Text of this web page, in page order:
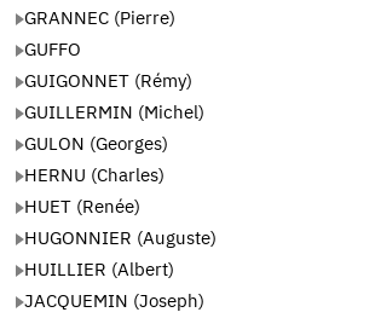
GRANNEC (Pierre)
GUFFO
GUIGONNET (Rémy)
GUILLERMIN (Michel)
GULON (Georges)
HERNU (Charles)
HUET (Renée)
HUGONNIER (Auguste)
HUILLIER (Albert)
JACQUEMIN (Joseph)